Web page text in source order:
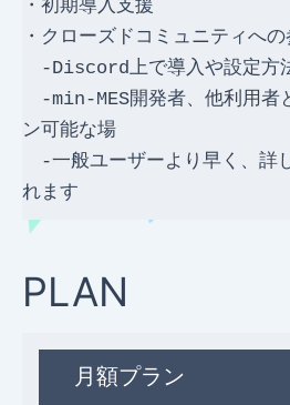
・初期導入支援
・クローズドコミュニティへ
-Discord上で導入や設定方
-min-MES開発者、他利用者
ン可能な場
-一般ユーザーより早く、詳
れます
PLAN
月額プラン